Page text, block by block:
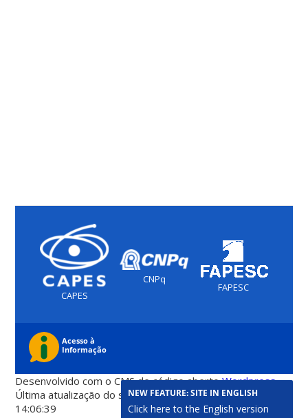
NEW FEATURE: SITE IN ENGLISH
Click here to the English version
CAPES
CNPq
FAPESC
Desenvolvido com o CMS de código abertoWordpress
Última atualização do site foi em 07 de agosto 2026 -
14:06:39